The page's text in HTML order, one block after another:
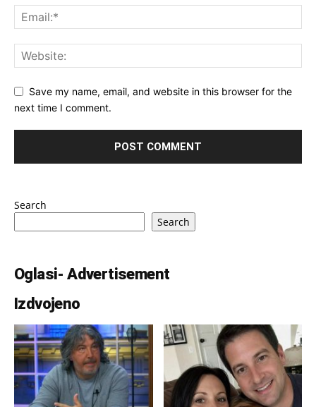
Save my name, email, and website in this browser for the
next time I comment.
Search
Search
Oglasi- Advertisement
Izdvojeno